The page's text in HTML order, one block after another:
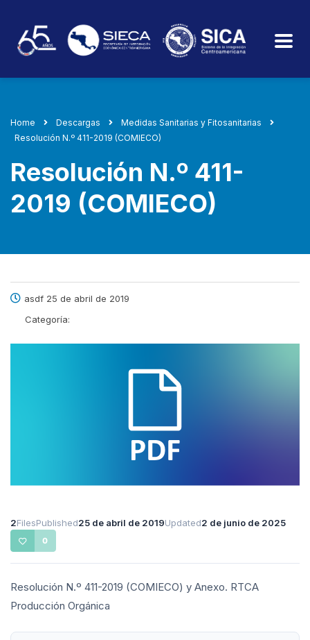
Home Descargas
Medidas Sanitarias y Fitosanitarias
Resolución N.º 411-2019 (COMIECO)
Resolución N.º 411-
2019 (COMIECO)
asdf 25 de abril de 2019
Categoría:
2FilesPublished25 de abril de 2019Updated2 de junio de 2025
0
Resolución N.º 411-2019 (COMIECO) y Anexo. RTCA
Producción Orgánica